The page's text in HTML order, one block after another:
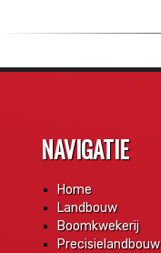
NAVIGATIE
Home
Landbouw
Boomkwekerij
Precisielandbouw